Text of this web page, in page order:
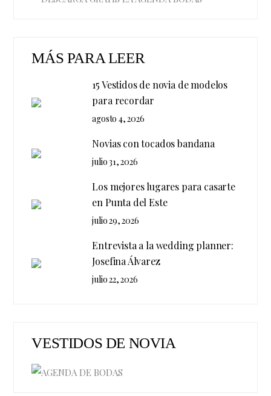
MÁS PARA LEER
15 Vestidos de novia de modelos
para recordar
agosto 4, 2026
Novias con tocados bandana
julio 31, 2026
Los mejores lugares para casarte
en Punta del Este
julio 29, 2026
Entrevista a la wedding planner:
Josefina Álvarez
julio 22, 2026
VESTIDOS DE NOVIA